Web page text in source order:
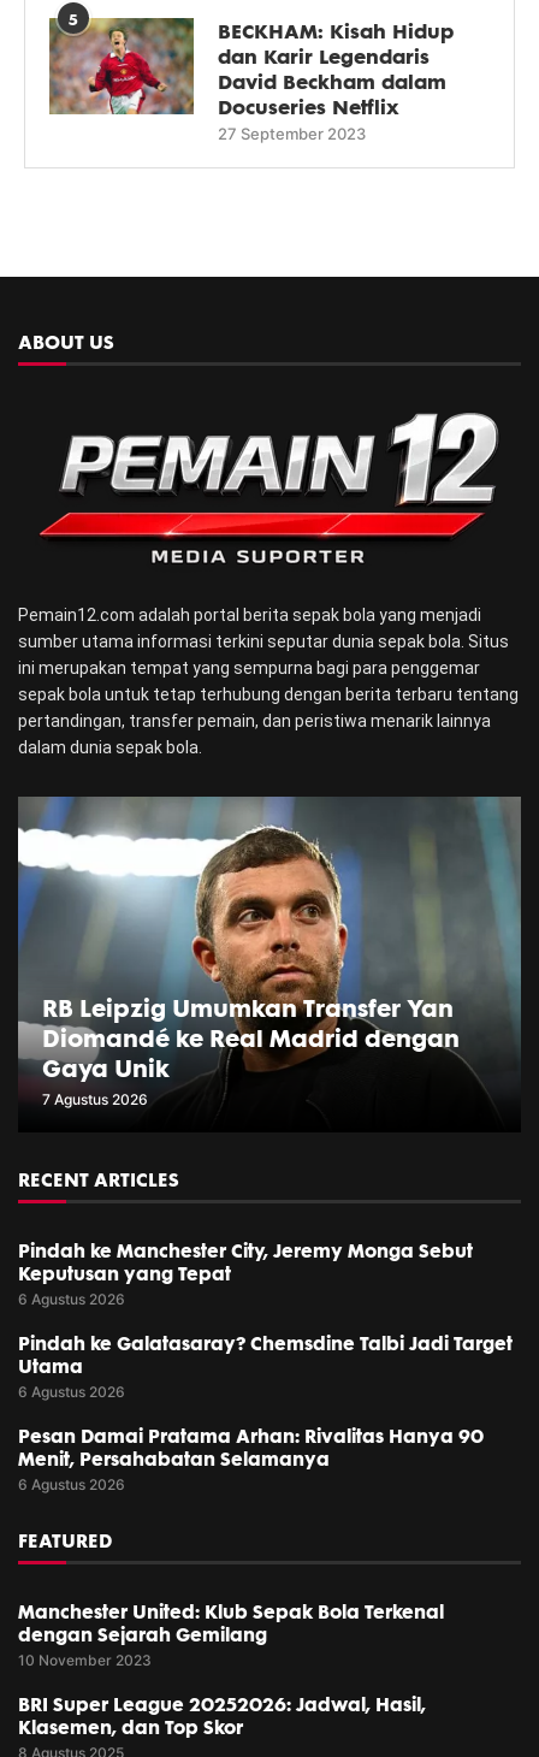
5
BECKHAM: Kisah Hidup
dan Karir Legendaris
David Beckham dalam
Docuseries Netflix
27 September 2023
ABOUT US
Pemain12.com adalah portal berita sepak bola yang menjadi
sumber utama informasi terkini seputar dunia sepak bola. Situs
ini merupakan tempat yang sempurna bagi para penggemar
sepak bola untuk tetap terhubung dengan berita terbaru tentang
pertandingan, transfer pemain, dan peristiwa menarik lainnya
dalam dunia sepak bola.
RB Leipzig Umumkan Transfer Yan
Diomandé ke Real Madrid dengan
Gaya Unik
7 Agustus 2026
RECENT ARTICLES
Pindah ke Manchester City, Jeremy Monga Sebut
Keputusan yang Tepat
6 Agustus 2026
Pindah ke Galatasaray? Chemsdine Talbi Jadi Target
Utama
6 Agustus 2026
Pesan Damai Pratama Arhan: Rivalitas Hanya 90
Menit, Persahabatan Selamanya
6 Agustus 2026
FEATURED
Manchester United: Klub Sepak Bola Terkenal
dengan Sejarah Gemilang
10 November 2023
BRI Super League 20252026: Jadwal, Hasil,
Klasemen, dan Top Skor
8 Agustus 2025